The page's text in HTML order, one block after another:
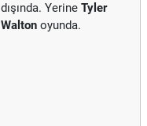
dışında. Yerine Tyler
Walton oyunda.